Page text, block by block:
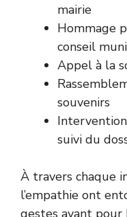
mairie
Hommage
conseil
Appel à la
souvenirs
suivi du
À travers chaque
l’empathie ont
gestes ayant